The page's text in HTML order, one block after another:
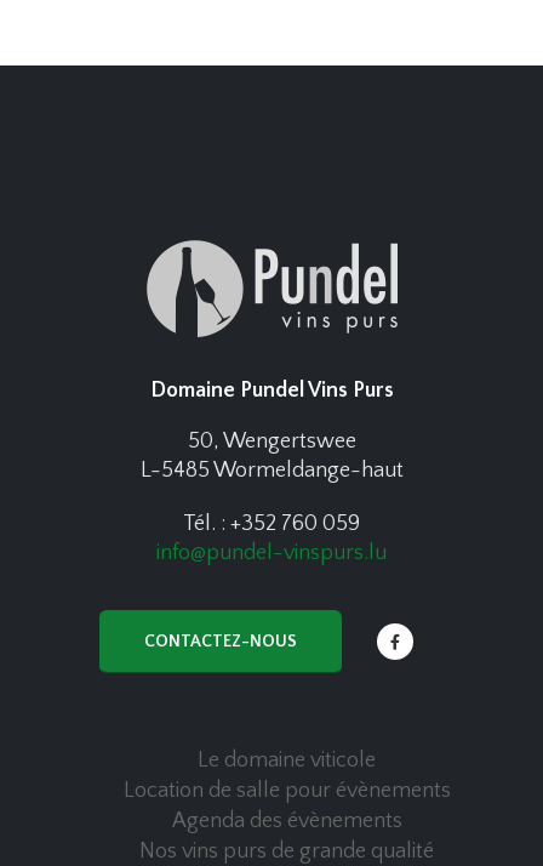
Domaine Pundel Vins Purs
50, Wengertswee
L-5485 Wormeldange-haut
Tél. : +352 760 059
info@pundel-vinspurs.lu
CONTACTEZ-NOUS
Le domaine viticole
Location de salle pour évènements
Agenda des évènements
Nos vins purs de grande qualité